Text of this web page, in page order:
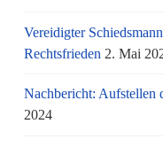
Vereidigter
Rechtsfrieden 2. Mai
Nachbericht: Aufstellen
2024